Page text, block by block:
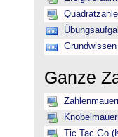
Grundwissen
Ganze
Tic Tac Go